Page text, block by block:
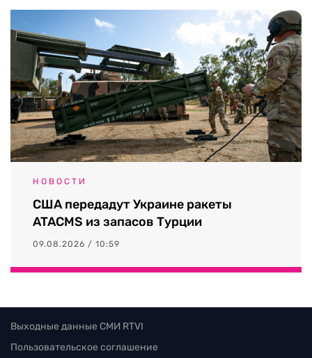
НОВОСТИ
США передадут Украине ракеты
ATACMS из запасов Турции
09.08.2026 / 10:59
Выходные данные СМИ RTVI
Пользовательское соглашение